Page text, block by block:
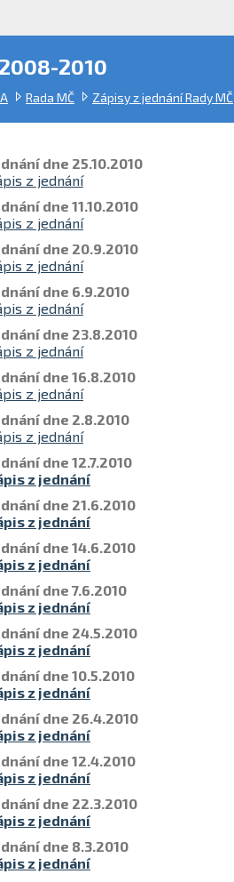
2010
Rada MČ Zápisy z jednání Rady MČ
dne 25.10.2010
z jednání
dne 11.10.2010
z jednání
dne 20.9.2010
z jednání
dne 6.9.2010
z jednání
dne 23.8.2010
z jednání
dne 16.8.2010
z jednání
dne 2.8.2010
z jednání
dne 12.7.2010
z jednání
dne 21.6.2010
z jednání
dne 14.6.2010
z jednání
dne 7.6.2010
z jednání
dne 24.5.2010
z jednání
dne 10.5.2010
z jednání
dne 26.4.2010
z jednání
dne 12.4.2010
z jednání
dne 22.3.2010
z jednání
dne 8.3.2010
z jednání